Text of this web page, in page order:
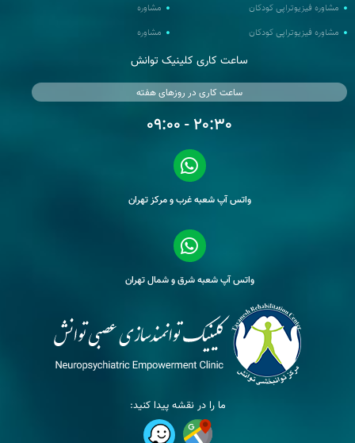
مشاوره فیزیوتراپی کودکان
مشاوره فیزیوتراپی کودکان
مشاوره
مشاوره
ساعت کاری کلینیک توانش
ساعت کاری در روزهای هفته
20:30 - 09:00
واتس آپ شعبه غرب و مرکز تهران
واتس آپ شعبه شرق و شمال تهران
ما را در نقشه پیدا کنید: